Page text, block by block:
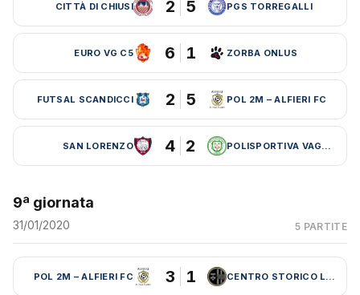
CITTÀ DI CHIUSI 2 5 PGS TORREGALLI
EURO VG C5 6 1 ZORBA ONLUS
FUTSAL SCANDICCI 2 5 POL 2M – ALFIERI FC
SAN LORENZO 4 2 POLISPORTIVA VAGLIA
9ª giornata
31/01/2020 5 PARTITE
POL 2M – ALFIERI FC 3 1 CENTRO STORICO LEBOWSKI